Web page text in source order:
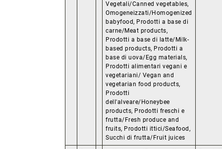
Vegetali/Canned vegetables,
Omogeneizzati/Homogenized
babyfood, Prodotti a base di
carne/Meat products,
Prodotti a base di latte/Milk-
based products, Prodotti a
base di uova/Egg materials,
Prodotti alimentari vegani e
vegetariani/ Vegan and
vegetarian food products,
Prodotti
dell'alveare/Honeybee
products, Prodotti freschi e
frutta/Fresh produce and
fruits, Prodotti ittici/Seafood,
Succhi di frutta/Fruit juices